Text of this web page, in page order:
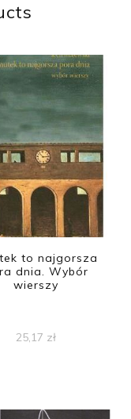
to najgorsza
dnia. Wybór
wierszy
25,17 zł